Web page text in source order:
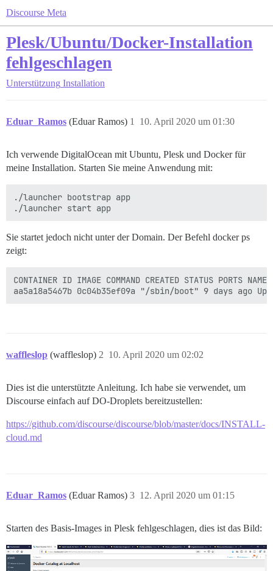
Discourse Meta
Plesk/Ubuntu/Docker-Installation
fehlgeschlagen
Unterstützung Installation
Eduar_Ramos (Eduar Ramos) 10. April 2020 um 01:30
1
Ich verwende DigitalOcean mit Ubuntu, Plesk und Docker für
meine Installation. Starten Sie meine Anwendung mit:
./launcher bootstrap app
Sie startet jedoch nicht unter der Domain. Der Befehl docker ps
zeigt:
CONTAINER ID IMAGE COMMAND CREATED STATUS PORTS NAMES
waffleslop (waffleslop) 10. April 2020 um 02:02
2
Dies ist die unterstützte Anleitung. Ich habe sie verwendet, um
Discourse einfach auf DO-Droplets bereitzustellen:
https://github.com/discourse/discourse/blob/master/docs/INSTALL-
cloud.md
Eduar_Ramos (Eduar Ramos) 12. April 2020 um 01:15
3
Starten des Basis-Images in Plesk fehlgeschlagen, dies ist das Bild: